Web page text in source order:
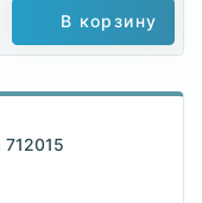
В корзину
712015